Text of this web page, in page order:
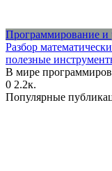
Программирование и
Разбор
полезные
В мире
0 2.2к.
Популярные